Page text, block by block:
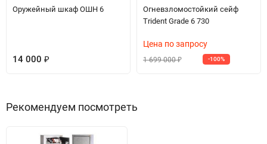
Оружейный шкаф ОШН 6
14 000 ₽
Огневзломостойкий сейф
Trident Grade 6 730
Цена по запросу
1 699 000₽ -100%
Рекомендуем посмотреть